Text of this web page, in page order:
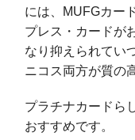
には、MUFGカー
プレス・カードが
なり抑えられてい
ニコス両方が質の
プラチナカードら
おすすめです。